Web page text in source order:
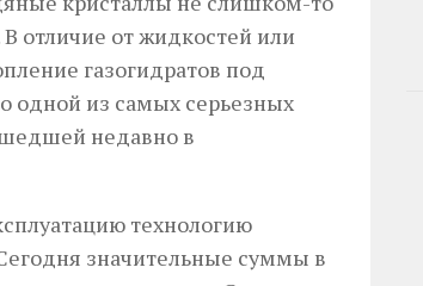
отличие от жидкостей или
газогидратов под
одной из самых серьезных
недавно в
технологию
значительные суммы в